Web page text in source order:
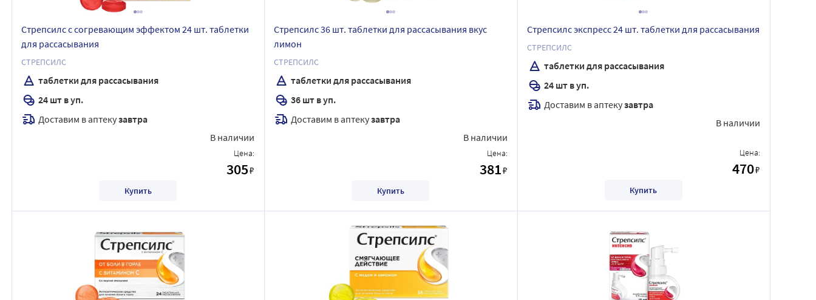
Стрепсилс с согревающим эффектом 24 шт. таблетки
для рассасывания
СТРЕПСИЛС
таблетки для рассасывания
24 шт в уп.
Доставим в аптекузавтра
В наличии
Цена:
305₽
Купить
Стрепсилс 36 шт. таблетки для рассасывания вкус
лимон
СТРЕПСИЛС
таблетки для рассасывания
36 шт в уп.
Доставим в аптекузавтра
В наличии
Цена:
381₽
Купить
Стрепсилс экспресс 24 шт. таблетки для рассасывания
СТРЕПСИЛС
таблетки для рассасывания
24 шт в уп.
Доставим в аптекузавтра
В наличии
Цена:
470₽
Купить